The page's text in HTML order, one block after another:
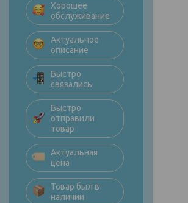
Хорошее
обслуживание
Актуальное
описание
Быстро
связались
Быстро
отправили
товар
Актуальная
цена
Товар был в
наличии